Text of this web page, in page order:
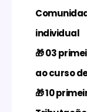
individual
🎁03
ao curso
🎁10